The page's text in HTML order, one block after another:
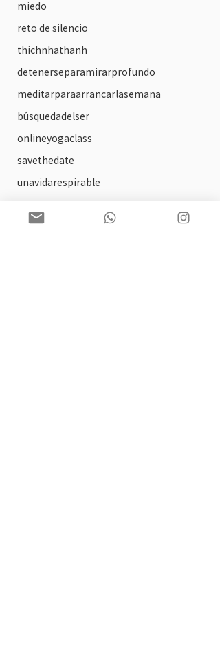
miedo
reto de silencio
thichnhathanh
detenerseparamirarprofundo
meditarparaarrancarlasemana
búsquedadelser
onlineyogaclass
savethedate
unavidarespirable
arte